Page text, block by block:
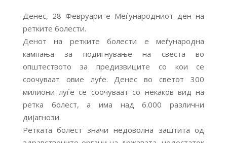
Денес, 28 Февруари е Меѓународниот ден на
ретките болести.
Денот на ретките болести е меѓународна
кампања за подигнување на свеста во
општеството за предизвиците со кои се
соочуваат овие луѓе. Денес во светот 300
милиони луѓе се соочуваат со некаков вид на
ретка болест, а има над 6.000 различни
дијагнози.
Ретката болест значи недоволна заштита од